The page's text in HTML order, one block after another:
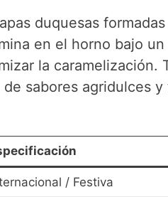
duquesas
en el horno bajo
la caramelización.
sabores agridulces
/ Festiva